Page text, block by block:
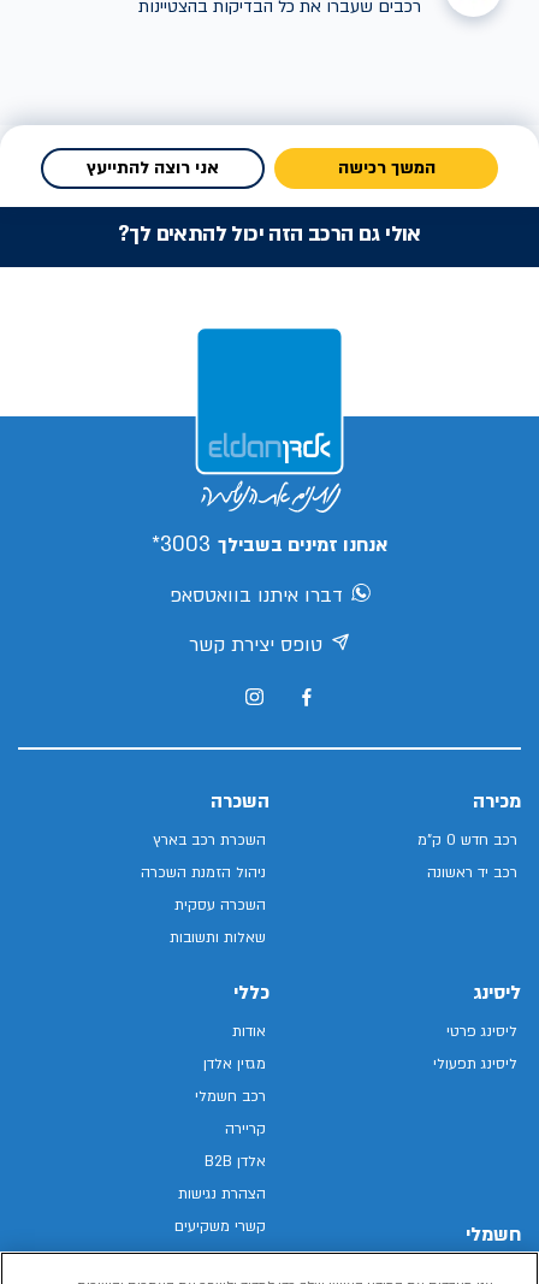
רכבים שעברו את כל הבדיקות בהצטיינות
המשך רכישה אני רוצה להתייעץ
אולי גם הרכב הזה יכול להתאים לך?
אנחנו זמינים בשבילך 3003*
דברו איתנו בוואטסאפ
טופס יצירת קשר
מכירה
רכב חדש 0 ק"מ
רכב יד ראשונה
השכרה
השכרת רכב בארץ
ניהול הזמנת השכרה
השכרה עסקית
שאלות ותשובות
ליסינג
ליסינג פרטי
ליסינג תפעולי
חשמלי
כללי
אודות
מגזין אלדן
רכב חשמלי
קריירה
אלדן B2B
הצהרת נגישות
קשרי משקיעים
מפת האתר